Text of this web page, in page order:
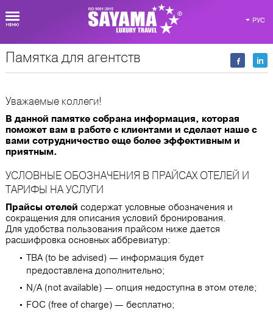
РУС
Материалы для партнеров
Памятка для агентств
Уважаемые коллеги!
В данной памятке собрана информация, которая
поможет вам в работе с клиентами и сделает наше с
вами сотрудничество еще более эффективным и
приятным.
УСЛОВНЫЕ ОБОЗНАЧЕНИЯ В ПРАЙСАХ ОТЕЛЕЙ И
ТАРИФЫ НА УСЛУГИ
Прайсы отелей содержат условные обозначения и
сокращения для описания условий бронирования.
Для удобства пользования прайсом ниже дается
расшифровка основных аббревиатур:
TBA (to be advised) — информация будет
предоставлена дополнительно;
N/A (not available) — опция недоступна в этом отеле;
FOC (free of charge) — бесплатно;